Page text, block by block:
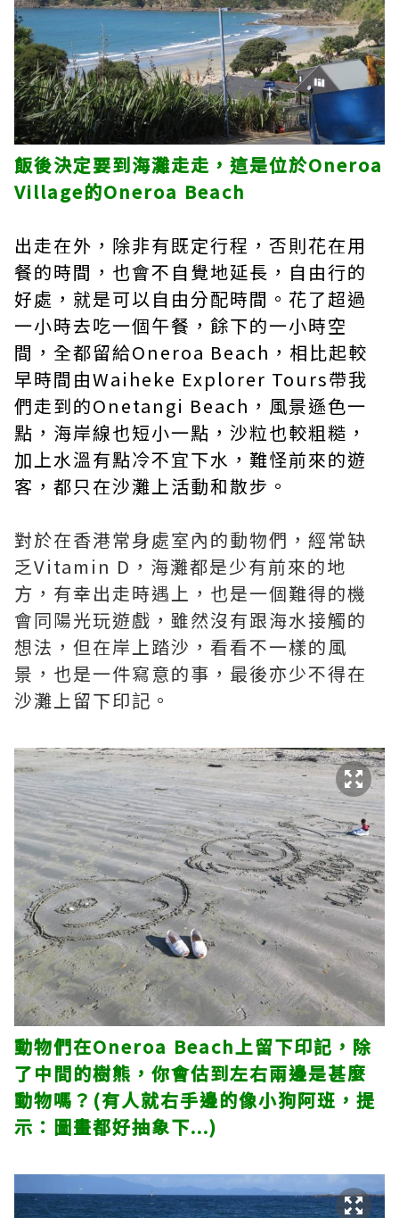
飯後決定要到海灘走走，這是位於Oneroa
Village的Oneroa Beach
出走在外，除非有既定行程，否則花在用
餐的時間，也會不自覺地延長，自由行的
好處，就是可以自由分配時間。花了超過
一小時去吃一個午餐，餘下的一小時空
間，全都留給Oneroa Beach，相比起較
早時間由Waiheke Explorer Tours帶我
們走到的Onetangi Beach，風景遜色一
點，海岸線也短小一點，沙粒也較粗糙，
加上水溫有點冷不宜下水，難怪前來的遊
客，都只在沙灘上活動和散步。
對於在香港常身處室內的動物們，經常缺
乏Vitamin D，海灘都是少有前來的地
方，有幸出走時遇上，也是一個難得的機
會同陽光玩遊戲，雖然沒有跟海水接觸的
想法，但在岸上踏沙，看看不一樣的風
景，也是一件寫意的事，最後亦少不得在
沙灘上留下印記。
動物們在Oneroa Beach上留下印記，除
了中間的樹熊，你會估到左右兩邊是甚麼
動物嗎？(有人就右手邊的像小狗阿班，提
示：圖畫都好抽象下...)